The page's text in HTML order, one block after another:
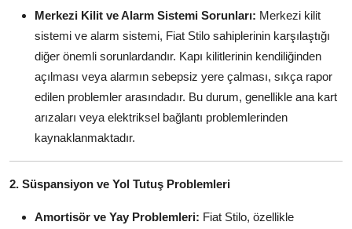
Merkezi Kilit ve Alarm Sistemi Sorunları: Merkezi kilit
sistemi ve alarm sistemi, Fiat Stilo sahiplerinin karşılaştığı
diğer önemli sorunlardandır. Kapı kilitlerinin kendiliğinden
açılması veya alarmın sebepsiz yere çalması, sıkça rapor
edilen problemler arasındadır. Bu durum, genellikle ana kart
arızaları veya elektriksel bağlantı problemlerinden
kaynaklanmaktadır.
2. Süspansiyon ve Yol Tutuş Problemleri
Amortisör ve Yay Problemleri: Fiat Stilo, özellikle